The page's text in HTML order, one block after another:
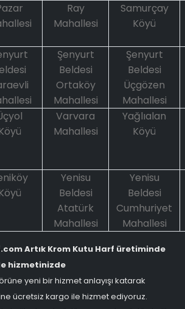
Ray
Mahallesi
Samurçay
Köyü
Şenyurt
Beldesi
Ortaköy
Mahallesi
Şenyurt
Beldesi
Üçgözen
Mahallesi
Varvara
Mahallesi
Yağlıalan
Köyü
Yenisu
Beldesi
Atatürk
Mahallesi
Yenisu
Beldesi
Cumhuriyet
Mahallesi
Artık Krom Kutu Harf üretiminde
hizmetinizde
yeni bir hizmet anlayışı katarak
ücretsiz kargo ile hizmet ediyoruz.